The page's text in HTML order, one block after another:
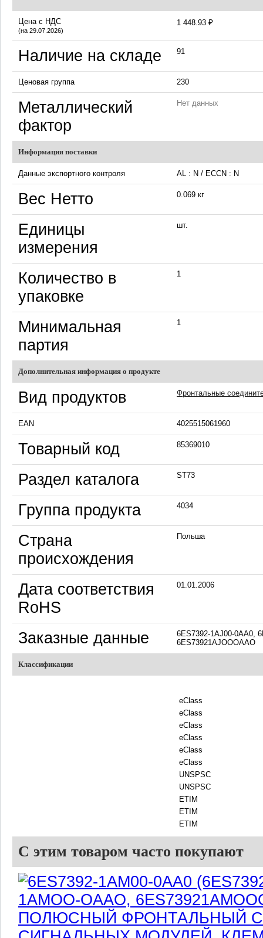
Цена с НДС
(на 29.07.2026)
1 448.93 ₽
Наличие на складе 91
Ценовая группа 230
Металлический
фактор
Нет данных
Информация поставки
Данные экспортного контроля AL : N / ECCN : N
Вес Нетто 0.069 кг
Единицы
измерения
шт.
Количество в
упаковке
1
Минимальная
партия
1
Дополнительная информация о продукте
Вид продуктов Фронтальные
EAN 4025515061960
Товарный код 85369010
Раздел каталога ST73
Группа продукта 4034
Страна
происхождения
Польша
Дата соответствия
RoHS
01.01.2006
Заказные данные
6ES7392-1AJ00-0AA0,
6ES73921AJOOOAAO
Классификации
eClass
eClass
eClass
eClass
eClass
eClass
UNSPSC
UNSPSC
ETIM
ETIM
ETIM
С этим товаром часто покупают